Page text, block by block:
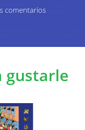
comentarios
gustarle